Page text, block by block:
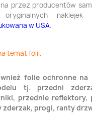
przez producentów
oryginalnych naklejek
w USA.
temat folii.
folie ochronne na
tj. przedni
przednie reflektory,
zderzak, progi, ranty